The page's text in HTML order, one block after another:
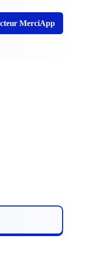
MerciApp